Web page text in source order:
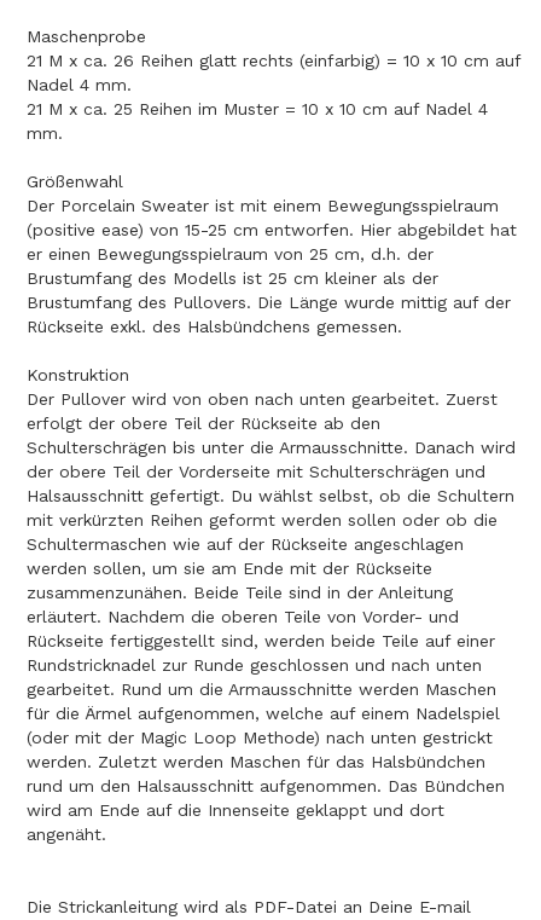
Maschenprobe
21 M x ca. 26 Reihen glatt rechts (einfarbig) = 10 x 10 cm auf
Nadel 4 mm.
21 M x ca. 25 Reihen im Muster = 10 x 10 cm auf Nadel 4
mm.
Größenwahl
Der Porcelain Sweater ist mit einem Bewegungsspielraum
(positive ease) von 15-25 cm entworfen. Hier abgebildet hat
er einen Bewegungsspielraum von 25 cm, d.h. der
Brustumfang des Modells ist 25 cm kleiner als der
Brustumfang des Pullovers. Die Länge wurde mittig auf der
Rückseite exkl. des Halsbündchens gemessen.
Konstruktion
Der Pullover wird von oben nach unten gearbeitet. Zuerst
erfolgt der obere Teil der Rückseite ab den
Schulterschrägen bis unter die Armausschnitte. Danach wird
der obere Teil der Vorderseite mit Schulterschrägen und
Halsausschnitt gefertigt. Du wählst selbst, ob die Schultern
mit verkürzten Reihen geformt werden sollen oder ob die
Schultermaschen wie auf der Rückseite angeschlagen
werden sollen, um sie am Ende mit der Rückseite
zusammenzunähen. Beide Teile sind in der Anleitung
erläutert. Nachdem die oberen Teile von Vorder- und
Rückseite fertiggestellt sind, werden beide Teile auf einer
Rundstricknadel zur Runde geschlossen und nach unten
gearbeitet. Rund um die Armausschnitte werden Maschen
für die Ärmel aufgenommen, welche auf einem Nadelspiel
(oder mit der Magic Loop Methode) nach unten gestrickt
werden. Zuletzt werden Maschen für das Halsbündchen
rund um den Halsausschnitt aufgenommen. Das Bündchen
wird am Ende auf die Innenseite geklappt und dort
angenäht.
Die Strickanleitung wird als PDF-Datei an Deine E-mail